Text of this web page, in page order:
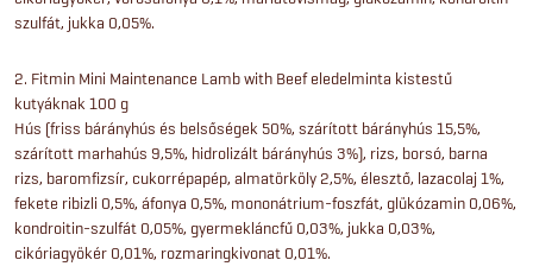
szulfát, jukka 0,05%.
2. Fitmin Mini Maintenance Lamb with Beef eledelminta kistestű
kutyáknak 100 g
Hús (friss bárányhús és belsőségek 50%, szárított bárányhús 15,5%,
szárított marhahús 9,5%, hidrolizált bárányhús 3%), rizs, borsó, barna
rizs, baromfizsír, cukorrépapép, almatörköly 2,5%, élesztő, lazacolaj 1%,
fekete ribizli 0,5%, áfonya 0,5%, mononátrium-foszfát, glükózamin 0,06%,
kondroitin-szulfát 0,05%, gyermekláncfű 0,03%, jukka 0,03%,
cikóriagyökér 0,01%, rozmaringkivonat 0,01%.